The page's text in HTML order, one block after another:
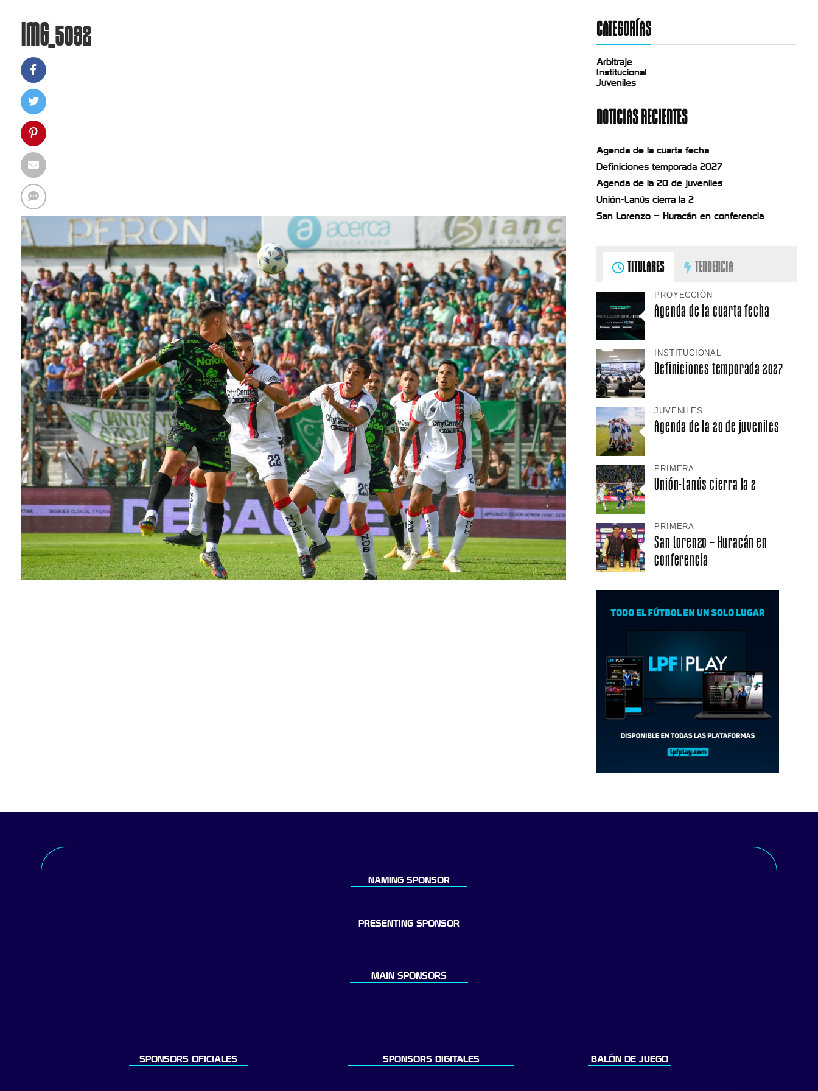
IMG_5092 CATEGORÍAS
Arbitraje
Institucional
Juveniles
NOTICIAS RECIENTES
Agenda de la cuarta fecha
Definiciones temporada 2027
Agenda de la 20 de juveniles
Unión-Lanús cierra la 2
San Lorenzo – Huracán en conferencia
TITULARES TENDENCIA
PROYECCIÓN
Agenda de la cuarta fecha
INSTITUCIONAL
Definiciones temporada 2027
JUVENILES
Agenda de la 20 de juveniles
PRIMERA
Unión-Lanús cierra la 2
PRIMERA
San Lorenzo – Huracán en
conferencia
NAMING SPONSOR
PRESENTING SPONSOR
MAIN SPONSORS
SPONSORS OFICIALES SPONSORS DIGITALES BALÓN DE JUEGO